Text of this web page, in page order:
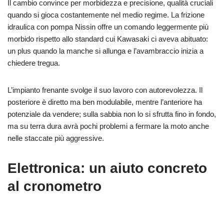
Il cambio convince per morbidezza e precisione, qualità cruciali
quando si gioca costantemente nel medio regime. La frizione
idraulica con pompa Nissin offre un comando leggermente più
morbido rispetto allo standard cui Kawasaki ci aveva abituato:
un plus quando la manche si allunga e l’avambraccio inizia a
chiedere tregua.
L’impianto frenante svolge il suo lavoro con autorevolezza. Il
posteriore è diretto ma ben modulabile, mentre l’anteriore ha
potenziale da vendere; sulla sabbia non lo si sfrutta fino in fondo,
ma su terra dura avrà pochi problemi a fermare la moto anche
nelle staccate più aggressive.
Elettronica: un aiuto concreto
al cronometro